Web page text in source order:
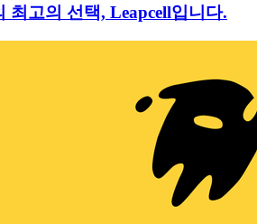
최고의 선택, Leapcell입니다.